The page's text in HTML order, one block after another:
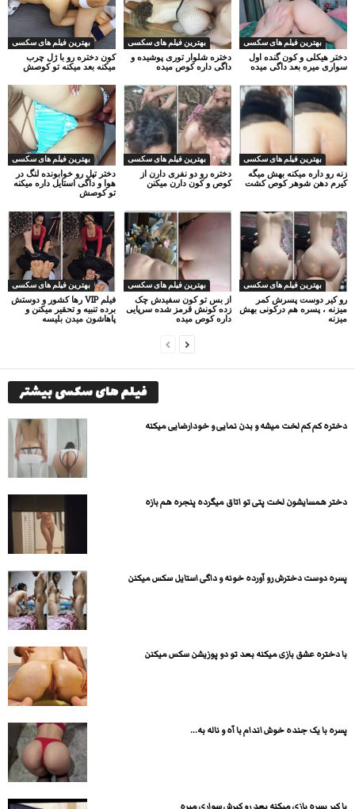
بهترین فیلم های سکسی
کون دختره رو با ژل چرب
میکنه بعد میکنه تو کوصش
بهترین فیلم های سکسی
دختره شلوار توری پوشیده و
داگی داره کوص میده
بهترین فیلم های سکسی
دختر هیکلی و کون گنده اول
سواری میره بعد داگی میده
بهترین فیلم های سکسی
دختر تپل رو خوابونده لنگ در
هوا و داگی استایل داره میکنه
تو کوصش
بهترین فیلم های سکسی
دختره رو دو نفری دارن از
کوص و کون دارن میکنن
بهترین فیلم های سکسی
زنه رو داره میکنه بهش میگه
کیرم دهن شوهر کوص کشت
بهترین فیلم های سکسی
فیلم VIP رها کشور و دوستش
برده تنبیه و تحقیر میکنن و
پاهاشون میدن بلیسه
بهترین فیلم های سکسی
از بس تو کون سفیدش چک
زده کونش قرمز شده سرپایی
داره کوص میده
بهترین فیلم های سکسی
رو کیر دوست پسرش کمر
میزنه ، پسره هم درکونی بهش
میزنه
فیلم های سکسی بیشتر
دختره کم کم لخت میشه و بدن نمایی و خودارضایی میکنه
دختر همسایشون لخت پتی تو اتاق میگرده پنجره هم بازه
پسره دوست دخترش رو آورده خونه و داگی استایل سکس میکنن
با دختره عشق بازی میکنه بعد تو دو پوزیشن سکس میکنن
پسره با یک جنده خوش اندام با آه و ناله به...
با کیر پسره بازی میکنه بعد رو کیرش سواری میره